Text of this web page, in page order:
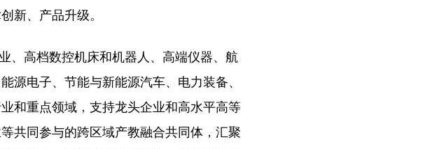
新、产品升级。
、高档数控机床和机器人、高端仪器、航
源电子、节能与新能源汽车、电力装备、
和重点领域，支持龙头企业和高水平高等
共同参与的跨区域产教融合共同体，汇聚